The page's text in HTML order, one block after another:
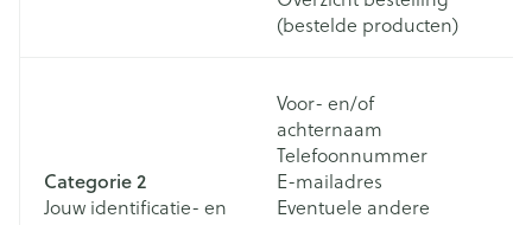
(bestelde producten)
Categorie 2
Jouw identificatie- en
Voor- en/of
achternaam
Telefoonnummer
E-mailadres
Eventuele andere